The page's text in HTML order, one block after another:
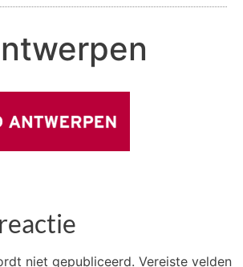
niet gepubliceerd. Vereiste velden